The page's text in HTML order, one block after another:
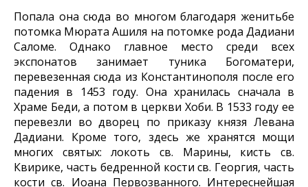
Попала она сюда во многом благодаря женитьбе
потомка Мюрата Ашиля на потомке рода Дадиани
Саломе. Однако главное место среди всех
экспонатов занимает туника Богоматери,
перевезенная сюда из Константинополя после его
падения в 1453 году. Она хранилась сначала в
Храме Беди, а потом в церкви Хоби. В 1533 году ее
перевезли во дворец по приказу князя Левана
Дадиани. Кроме того, здесь же хранятся мощи
многих святых: локоть св. Марины, кисть св.
Квирике, часть бедренной кости св. Георгия, часть
кости св. Иоана Первозванного. Интереснейшая